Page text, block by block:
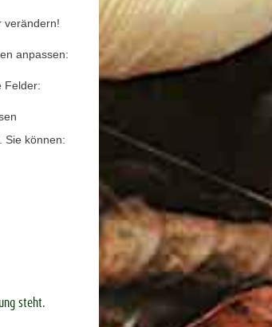
verändern!
anpassen:
Felder:
Sie können:
steht.